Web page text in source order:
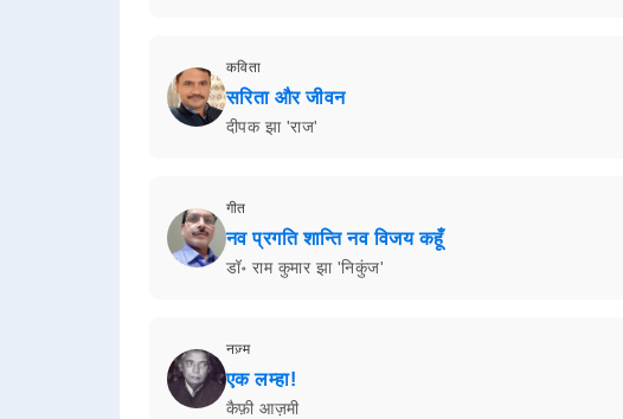
कविता
सरिता और जीवन
दीपक झा 'राज'
गीत
नव प्रगति शान्ति नव विजय कहूँ
डॉ॰ राम कुमार झा 'निकुंज'
नज़्म
एक लम्हा!
कैफ़ी आज़मी